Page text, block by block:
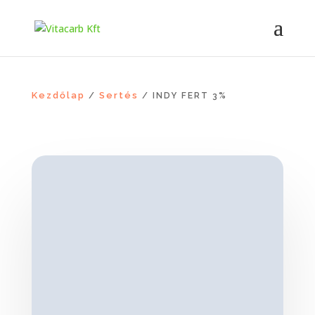
Kezdőlap / Sertés / INDY FERT 3%